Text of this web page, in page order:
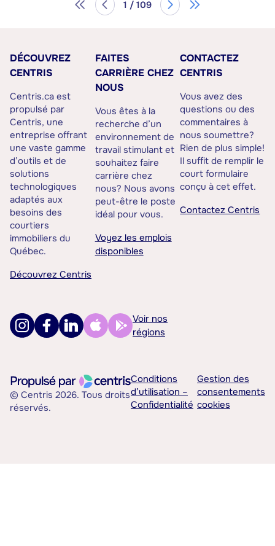
1 / 109
DÉCOUVREZ
CENTRIS
Centris.ca est
propulsé par
Centris, une
entreprise offrant
une vaste gamme
d’outils et de
solutions
technologiques
adaptés aux
besoins des
courtiers
immobiliers du
Québec.
Découvrez Centris
FAITES
CARRIÈRE CHEZ
NOUS
Vous êtes à la
recherche d’un
environnement de
travail stimulant et
souhaitez faire
carrière chez
nous? Nous avons
peut-être le poste
idéal pour vous.
Voyez les emplois
disponibles
CONTACTEZ
CENTRIS
Vous avez des
questions ou des
commentaires à
nous soumettre?
Rien de plus simple!
Il suffit de remplir le
court formulaire
conçu à cet effet.
Contactez Centris
Voir nos
régions
© Centris 2026. Tous droits
réservés.
Conditions
d’utilisation –
Confidentialité
Gestion des
consentements
cookies